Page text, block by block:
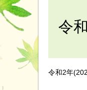
令
令和2年